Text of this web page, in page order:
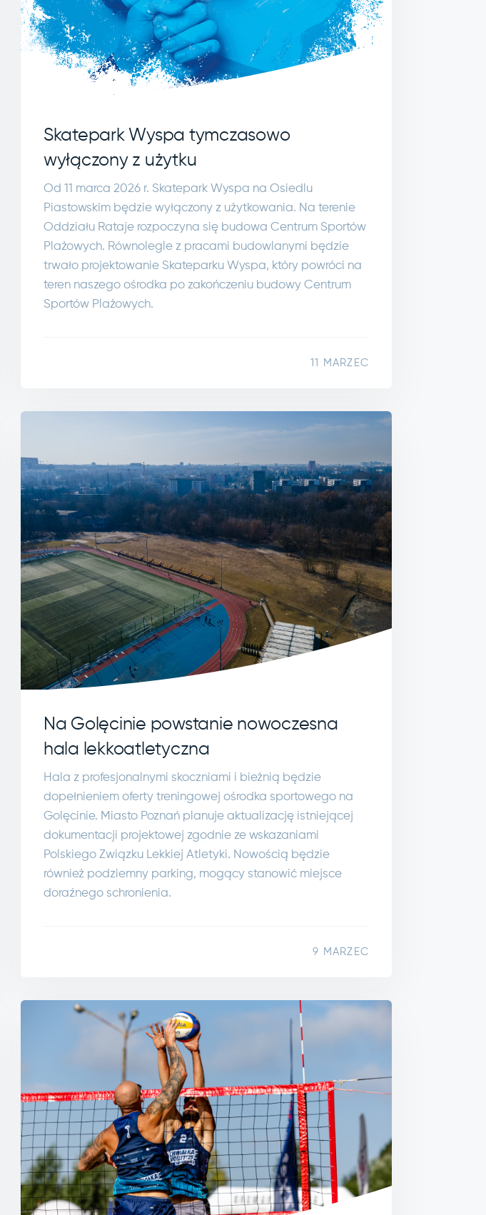
Skatepark Wyspa tymczasowo
wyłączony z użytku
Od 11 marca 2026 r. Skatepark Wyspa na Osiedlu
Piastowskim będzie wyłączony z użytkowania. Na terenie
Oddziału Rataje rozpoczyna się budowa Centrum Sportów
Plażowych. Równolegle z pracami budowlanymi będzie
trwało projektowanie Skateparku Wyspa, który powróci na
teren naszego ośrodka po zakończeniu budowy Centrum
Sportów Plażowych.
11 MARZEC
Na Golęcinie powstanie nowoczesna
hala lekkoatletyczna
Hala z profesjonalnymi skoczniami i bieżnią będzie
dopełnieniem oferty treningowej ośrodka sportowego na
Golęcinie. Miasto Poznań planuje aktualizację istniejącej
dokumentacji projektowej zgodnie ze wskazaniami
Polskiego Związku Lekkiej Atletyki. Nowością będzie
również podziemny parking, mogący stanowić miejsce
doraźnego schronienia.
9 MARZEC